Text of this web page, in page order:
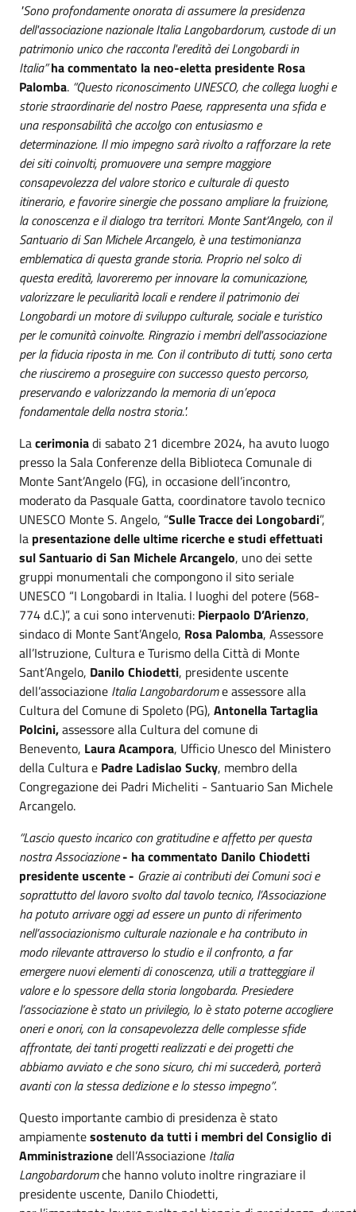
"Sono profondamente onorata di assumere la presidenza
dell'associazione nazionale Italia Langobardorum, custode di un
patrimonio unico che racconta l'eredità dei Longobardi in
Italia”ha commentato la neo-eletta presidente Rosa
Palomba. “Questo riconoscimento UNESCO, che collega luoghi e
storie straordinarie del nostro Paese, rappresenta una sfida e
una responsabilità che accolgo con entusiasmo e
determinazione. Il mio impegno sarà rivolto a rafforzare la rete
dei siti coinvolti, promuovere una sempre maggiore
consapevolezza del valore storico e culturale di questo
itinerario, e favorire sinergie che possano ampliare la fruizione,
la conoscenza e il dialogo tra territori. Monte Sant’Angelo, con il
Santuario di San Michele Arcangelo, è una testimonianza
emblematica di questa grande storia. Proprio nel solco di
questa eredità, lavoreremo per innovare la comunicazione,
valorizzare le peculiarità locali e rendere il patrimonio dei
Longobardi un motore di sviluppo culturale, sociale e turistico
per le comunità coinvolte. Ringrazio i membri dell'associazione
per la fiducia riposta in me. Con il contributo di tutti, sono certa
che riusciremo a proseguire con successo questo percorso,
preservando e valorizzando la memoria di un’epoca
fondamentale della nostra storia.".
Lacerimoniadi sabato 21 dicembre 2024, ha avuto luogo
presso la Sala Conferenze della Biblioteca Comunale di
Monte Sant’Angelo (FG), in occasione dell’incontro,
moderato da Pasquale Gatta, coordinatore tavolo tecnico
UNESCO Monte S. Angelo, “Sulle Tracce dei Longobardi”,
la presentazione delle ultime ricerche e studi effettuati
sul Santuario di San Michele Arcangelo, uno dei sette
gruppi monumentali che compongono il sito seriale
UNESCO “I Longobardi in Italia. I luoghi del potere (568-
774 d.C.)”, a cui sono intervenuti: Pierpaolo D’Arienzo,
sindaco di Monte Sant’Angelo, Rosa Palomba, Assessore
all’Istruzione, Cultura e Turismo della Città di Monte
Sant’Angelo, Danilo Chiodetti, presidente uscente
dell’associazione Italia Langobardorume assessore alla
Cultura del Comune di Spoleto (PG), Antonella Tartaglia
Polcini,assessore alla Cultura del comune di
Benevento, Laura Acampora, Ufficio Unesco del Ministero
della Cultura e Padre Ladislao Sucky, membro della
Congregazione dei Padri Micheliti - Santuario San Michele
Arcangelo.
“Lascio questo incarico con gratitudine e affetto per questa
nostra Associazione- ha commentato Danilo Chiodetti
presidente uscente - Grazie ai contributi dei Comuni soci e
soprattutto del lavoro svolto dal tavolo tecnico, l’Associazione
ha potuto arrivare oggi ad essere un punto di riferimento
nell’associazionismo culturale nazionale e ha contributo in
modo rilevante attraverso lo studio e il confronto, a far
emergere nuovi elementi di conoscenza, utili a tratteggiare il
valore e lo spessore della storia longobarda. Presiedere
l’associazione è stato un privilegio, lo è stato poterne accogliere
oneri e onori, con la consapevolezza delle complesse sfide
affrontate, dei tanti progetti realizzati e dei progetti che
abbiamo avviato e che sono sicuro, chi mi succederà, porterà
avanti con la stessa dedizione e lo stesso impegno”.
Questo importante cambio di presidenza è stato
ampiamentesostenuto datutti i membri del Consiglio di
Amministrazionedell’Associazione Italia
Langobardorumche hanno voluto inoltre ringraziare il
presidente uscente, Danilo Chiodetti,